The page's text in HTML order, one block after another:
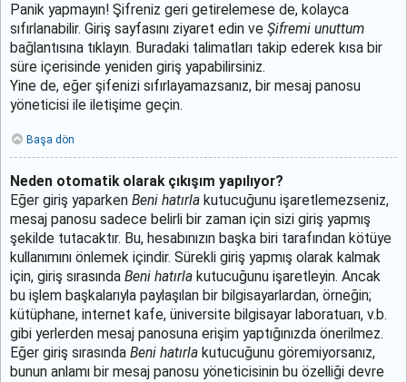
Panik yapmayın! Şifreniz geri getirelemese de, kolayca
sıfırlanabilir. Giriş sayfasını ziyaret edin ve Şifremi unuttum
bağlantısına tıklayın. Buradaki talimatları takip ederek kısa bir
süre içerisinde yeniden giriş yapabilirsiniz.
Yine de, eğer şifenizi sıfırlayamazsanız, bir mesaj panosu
yöneticisi ile iletişime geçin.
Başa dön
Neden otomatik olarak çıkışım yapılıyor?
Eğer giriş yaparken Beni hatırla kutucuğunu işaretlemezseniz,
mesaj panosu sadece belirli bir zaman için sizi giriş yapmış
şekilde tutacaktır. Bu, hesabınızın başka biri tarafından kötüye
kullanımını önlemek içindir. Sürekli giriş yapmış olarak kalmak
için, giriş sırasında Beni hatırla kutucuğunu işaretleyin. Ancak
bu işlem başkalarıyla paylaşılan bir bilgisayarlardan, örneğin;
kütüphane, internet kafe, üniversite bilgisayar laboratuarı, v.b.
gibi yerlerden mesaj panosuna erişim yaptığınızda önerilmez.
Eğer giriş sırasında Beni hatırla kutucuğunu göremiyorsanız,
bunun anlamı bir mesaj panosu yöneticisinin bu özelliği devre